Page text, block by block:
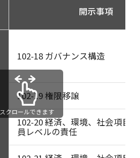
開示事項
102-18 ガバナンス構造
102-19 権限移譲
102-20 経済、環境、社会項目
員レベルの責任
スクロールできます